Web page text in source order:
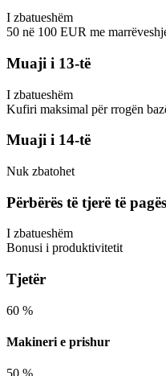
I zbatueshëm
50 në 100 EUR me
Muaji i 13-të
I zbatueshëm
Kufiri maksimal për rrogën
Muaji i 14-të
Nuk zbatohet
Përbërës të tjerë të pagës
I zbatueshëm
Bonusi i produktivitetit
Tjetër
60 %
Makineri e prishur